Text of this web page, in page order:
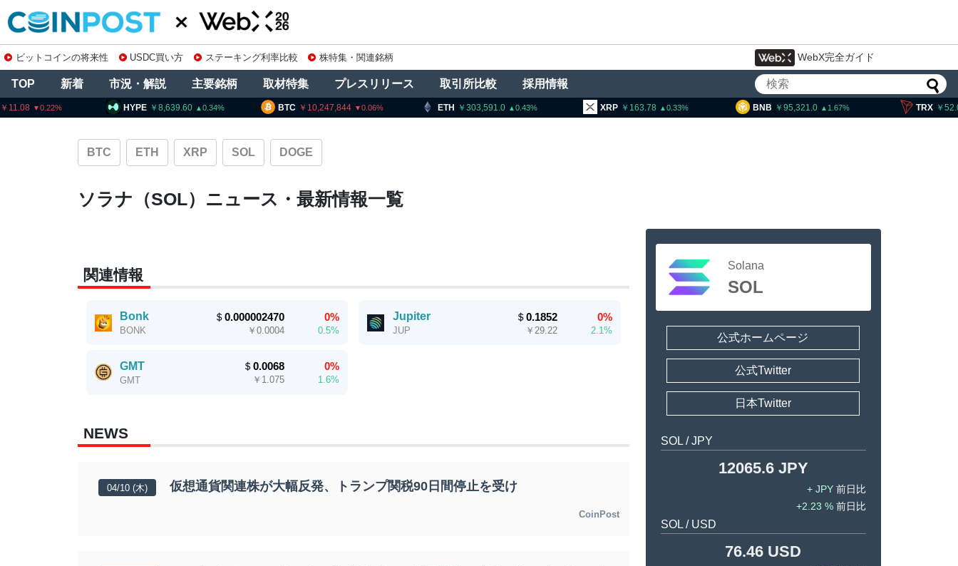
ビットコインの将来性 USDC買い方 ステーキング利率比較 株特集・関連銘柄 WebX完全ガイド
TOP 新着 市況・解説 主要銘柄 取材特集 プレスリリース 取引所比較 採用情報
10,247,844 0.06 303,591.0 0.43 163.78 0.33 95,321.0 1.67 52.00 0.62
8,639.60 0.34
BTC ETH XRP SOL DOGE
ソラナ（SOL）ニュース・最新情報一覧
関連情報
Bonk
BONK
＄0.000002470
￥0.0004
0%
0.5%
Jupiter
JUP
＄0.1852
￥ 29.22
0%
2.1%
GMT
GMT
＄0.0068
￥ 1.075
0%
1.6%
NEWS
04/10 (木) 仮想通貨関連株が大幅反発、トランプ関税90日間停止を受け
CoinPost
Solana
SOL
公式ホームページ
公式Twitter
日本Twitter
SOL / JPY
12065.6 JPY
JPY
2.23 %
SOL / USD
76.46 USD